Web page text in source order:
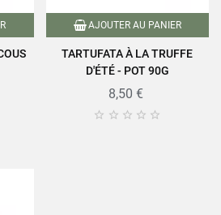
AJOUTER AU PANIER
TARTUFATA À LA TRUFFE
D'ÉTÉ - POT 90G
8,50 €
    